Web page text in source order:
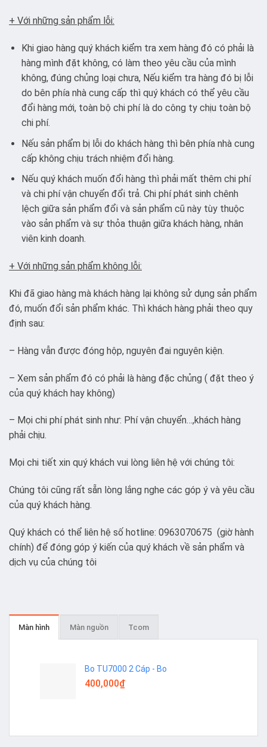
+ Với những sản phẩm lỗi:
Khi giao hàng quý khách kiểm tra xem hàng đó có phải là
hàng mình đặt không, có làm theo yêu cầu của mình
không, đúng chủng loại chưa, Nếu kiểm tra hàng đó bị lỗi
do bên phía nhà cung cấp thì quý khách có thể yêu cầu
đổi hàng mới, toàn bộ chi phí là do công ty chịu toàn bộ
chi phí.
Nếu sản phẩm bị lỗi do khách hàng thì bên phía nhà cung
cấp không chịu trách nhiệm đổi hàng.
Nếu quý khách muốn đổi hàng thì phải mất thêm chi phí
và chi phí vận chuyển đổi trả. Chi phí phát sinh chênh
lệch giữa sản phẩm đổi và sản phẩm cũ này tùy thuộc
vào sản phẩm và sự thỏa thuận giữa khách hàng, nhân
viên kinh doanh.
+ Với những sản phẩm không lỗi:
Khi đã giao hàng mà khách hàng lại không sử dụng sản phẩm
đó, muốn đổi sản phẩm khác. Thì khách hàng phải theo quy
định sau:
– Hàng vẫn được đóng hộp, nguyên đai nguyên kiện.
– Xem sản phẩm đó có phải là hàng đặc chủng ( đặt theo ý
của quý khách hay không)
– Mọi chi phí phát sinh như: Phí vận chuyển…,khách hàng
phải chịu.
Mọi chi tiết xin quý khách vui lòng liên hệ với chúng tôi:
Chúng tôi cũng rất sẵn lòng lắng nghe các góp ý và yêu cầu
của quý khách hàng.
Quý khách có thể liên hệ số hotline: 0963070675 (giờ hành
chính) để đóng góp ý kiến của quý khách về sản phẩm và
dịch vụ của chúng tôi
Màn hình Màn nguồn Tcom
Bo TU7000 2 Cáp - Bo
400,000₫